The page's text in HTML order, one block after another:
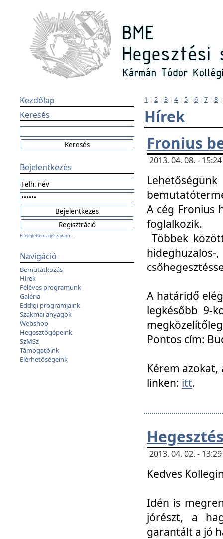
Kezdőlap
Keresés
Bejelentkezés
Elfelejtettem a jelszavam...
Navigáció
Bemutatkozás
Hírek
Féléves programunk
Galéria
Eddigi programjaink
Szakmai anyagok
Webshop
Hegesztőgépeink
SzMSz
Támogatóink
Elérhetőségeink
1 | 2 | 3 | 4| 5 | 6 | 7 | 8
Hírek
Fronius
2013. 04. 08. -
A cég Fronius
foglalkozik.
Többek
A határidő
legkésőbb 9-
Pontos cím:
Kérem azokat,
linken: itt.
2013. 04. 02. -
Kedves
Idén is
jórészt, a
garantált a jó